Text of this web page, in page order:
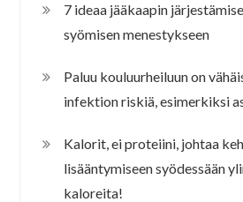
7 ideaa jääkaapin
syömisen menestykseen
Paluu kouluurheiluun on
infektion riskiä, esimerkiksi
Kalorit, ei proteiini, johtaa
lisääntymiseen syödessään
kaloreita!